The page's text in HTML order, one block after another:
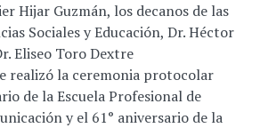
Hijar Guzmán, los decanos de las
Sociales y Educación, Dr. Héctor
Eliseo Toro Dextre
realizó la ceremonia protocolar
de la Escuela Profesional de
y el 61° aniversario de la